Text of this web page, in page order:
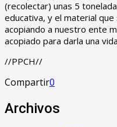
(recolectar) unas 5
educativa, y el material
acopiando a nuestro ente
acopiado para darla una
//PPCH//
Compartir0
Archivos